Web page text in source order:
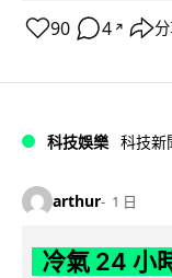
90 4 ↗
科技娛樂 科技新
arthur 1 日
冷氣 24 小